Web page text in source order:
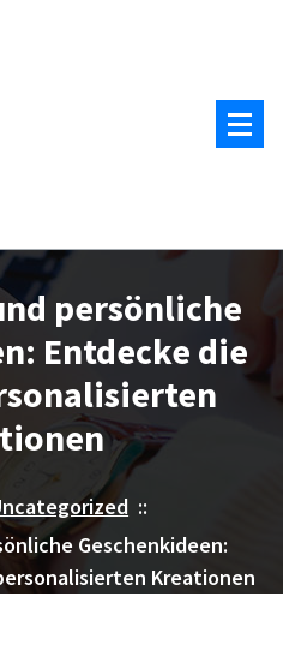
persönliche
Entdecke die
::
Geschenkideen:
Kreationen